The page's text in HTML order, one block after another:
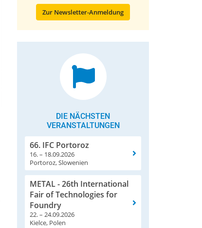
Zur Newsletter-Anmeldung
DIE NÄCHSTEN
VERANSTALTUNGEN
66. IFC Portoroz
16. – 18.09.2026
Portoroz, Slowenien
METAL - 26th International
Fair of Technologies for
Foundry
22. – 24.09.2026
Kielce, Polen